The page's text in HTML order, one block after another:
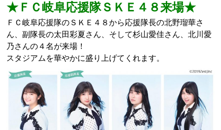
★ＦＣ岐阜応援隊ＳＫＥ４８来場★
ＦＣ岐阜応援隊のＳＫＥ４８から応援隊長の北野瑠華さ
ん、副隊長の太田彩夏さん、そして杉山愛佳さん、北川愛
乃さんの４名が来場！
スタジアムを華やかに盛り上げてくれます。